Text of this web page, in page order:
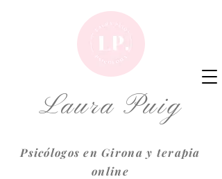
Laura Puig
Psicólogos en Girona y terapia
online